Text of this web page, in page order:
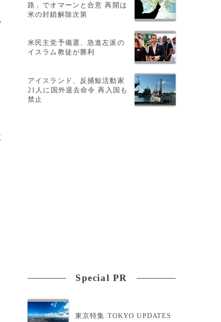
路」でオマーンと合意 再開は
米の封鎖解除次第
米民主党予備選、急進左派の
イスラム教徒が勝利
アイスランド、反捕鯨活動家
21人に国外退去命令 再入国も
禁止
Special PR
東京特集:TOKYO UPDATES